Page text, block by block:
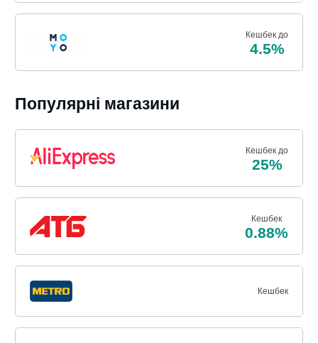
Кешбек до
4.5%
Популярні магазини
Кешбек до
25%
Кешбек
0.88%
Кешбек